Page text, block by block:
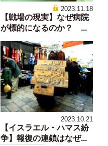
2023.11.18
【戦場の現実】なぜ病院
が標的になるのか？ ...
2023.10.21
【イスラエル・ハマス紛
争】報復の連鎖はなぜ...